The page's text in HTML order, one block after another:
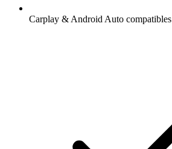
Carplay & Android Auto compatibles